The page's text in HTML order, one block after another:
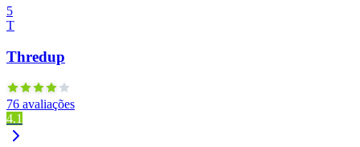
5
T
Thredup
76 avaliações
4.1